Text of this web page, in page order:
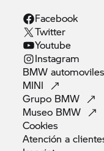
Facebook
Twitter
Youtube
Instagram
BMWautomoviles
MINI
Grupo BMW
Museo BMW
Cookies
Atención a